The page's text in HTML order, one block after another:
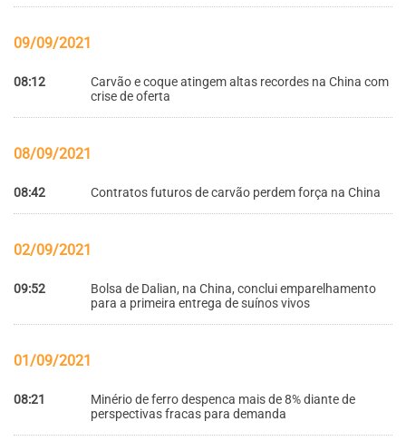
09/09/2021
08:12
Carvão e coque atingem altas recordes na China com
crise de oferta
08/09/2021
08:42 Contratos futuros de carvão perdem força na China
02/09/2021
09:52
Bolsa de Dalian, na China, conclui emparelhamento
para a primeira entrega de suínos vivos
01/09/2021
08:21
Minério de ferro despenca mais de 8% diante de
perspectivas fracas para demanda